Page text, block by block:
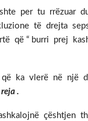
per tu rrëzuar
të drejta
që “ burri prej
ka vlerë në një
.
çështjen